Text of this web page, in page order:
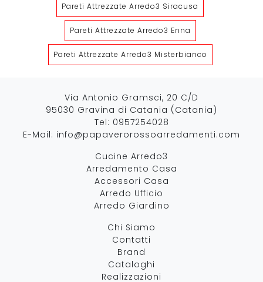
Pareti Attrezzate Arredo3 Siracusa
Pareti Attrezzate Arredo3 Enna
Pareti Attrezzate Arredo3 Misterbianco
Via Antonio Gramsci, 20 C/D
95030 Gravina di Catania (Catania)
Tel: 0957254028
E-Mail: info@papaverorossoarredamenti.com
Cucine Arredo3
Arredamento Casa
Accessori Casa
Arredo Ufficio
Arredo Giardino
Chi Siamo
Contatti
Brand
Cataloghi
Realizzazioni